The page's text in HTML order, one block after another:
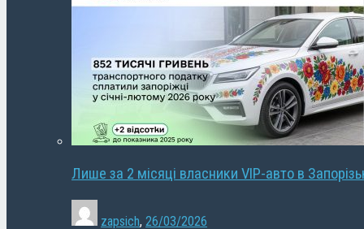
Лише за 2 місяці власники VIP-авто в
zapsich, 26/03/2026